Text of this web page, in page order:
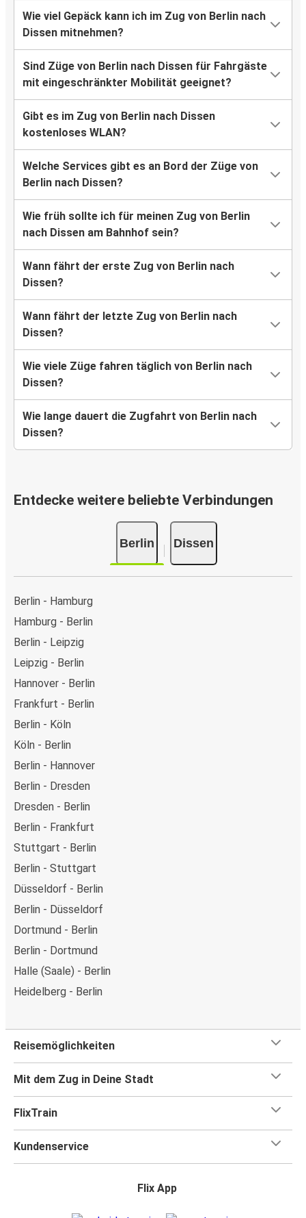
Wie viel Gepäck kann ich im Zug von Berlin nach
Dissen mitnehmen?
Sind Züge von Berlin nach Dissen für Fahrgäste
mit eingeschränkter Mobilität geeignet?
Gibt es im Zug von Berlin nach Dissen
kostenloses WLAN?
Welche Services gibt es an Bord der Züge von
Berlin nach Dissen?
Wie früh sollte ich für meinen Zug von Berlin
nach Dissen am Bahnhof sein?
Wann fährt der erste Zug von Berlin nach
Dissen?
Wann fährt der letzte Zug von Berlin nach
Dissen?
Wie viele Züge fahren täglich von Berlin nach
Dissen?
Wie lange dauert die Zugfahrt von Berlin nach
Dissen?
Entdecke weitere beliebte Verbindungen
Berlin Dissen
Berlin - Hamburg
Hamburg - Berlin
Berlin - Leipzig
Leipzig - Berlin
Hannover - Berlin
Frankfurt - Berlin
Berlin - Köln
Köln - Berlin
Berlin - Hannover
Berlin - Dresden
Dresden - Berlin
Berlin - Frankfurt
Stuttgart - Berlin
Berlin - Stuttgart
Düsseldorf - Berlin
Berlin - Düsseldorf
Dortmund - Berlin
Berlin - Dortmund
Halle (Saale) - Berlin
Heidelberg - Berlin
Reisemöglichkeiten
Mit dem Zug in Deine Stadt
FlixTrain
Kundenservice
Flix App